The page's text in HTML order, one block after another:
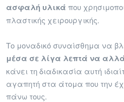
ασφαλή υλικά που
πλαστικής χειρουργικής.
Το μοναδικό συναίσθημα να
μέσα σε λίγα λεπτά να
κάνει τη διαδικασία αυτή
αγαπητή στα άτομα που την
πάνω τους.